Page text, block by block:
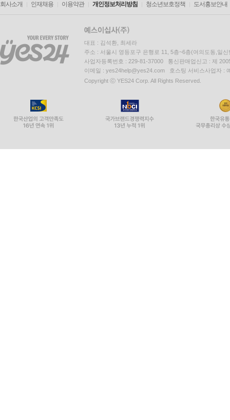
회사소개 인재채용 이용약관 개인정보처리방침 청소년보호정책 도서홍보안내
대표 : 김석환, 최세라
주소 : 서울시 영등포구 은행로 11, 5층~6층(여의도동,일신
사업자등록번호 : 229-81-37000 통신판매업신고 : 제
이메일 : yes24help@yes24.com 호스팅 서비스사업자 :
Copyright ⓒ YES24 Corp. All Rights Reserved.